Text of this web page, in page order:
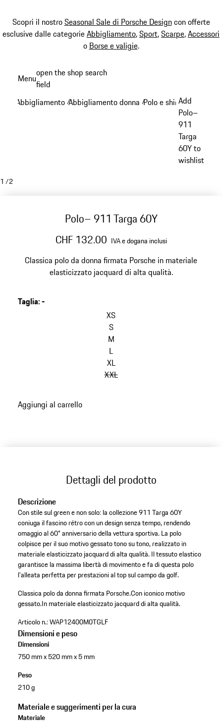
Scopri il nostroSeasonal Sale di Porsche Designcon offerte
esclusive dalle categorieAbbigliamento,Sport,Scarpe,Accessori
o Borse e valigie.
principale
Menuopen the shop search
field
Abbigliamento /Abbigliamento donna /Polo e shirts - donna
Add
Polo–
911
Targa
60Y to
wishlist
1 /2
Polo– 911 Targa 60Y
CHF 132.00 IVA e dogana inclusi
Classica polo da donna firmata Porsche in materiale
elasticizzato jacquard di alta qualità.
Taglia:-
XS
S
M
L
XL
XXL
Aggiungi al carrello
Dettagli del prodotto
Descrizione
Con stile sul green e non solo: la collezione 911 Targa 60Y
coniuga il fascino rétro con un design senza tempo, rendendo
omaggio al 60° anniversario della vettura sportiva. La polo
colpisce per il suo motivo gessato tono su tono, realizzato in
materiale elasticizzato jacquard di alta qualità. Il tessuto elastico
garantisce la massima libertà di movimento e fa di questa polo
l'alleata perfetta per prestazioni al top sul campo da golf.
Classica polo da donna firmata Porsche.Con iconico motivo
gessato.In materiale elasticizzato jacquard di alta qualità.
Articolo n.:WAP12400M0TGLF
Dimensioni e peso
Dimensioni
750 mm x 520 mm x 5 mm
Peso
210 g
Materiale e suggerimenti per la cura
Materiale